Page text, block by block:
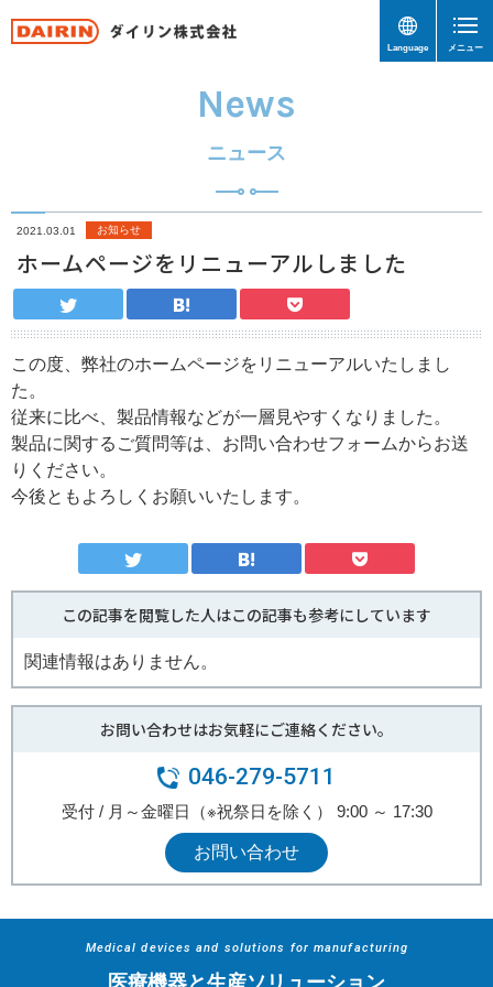
Language メニュー
News
ニュース
2021.03.01 お知らせ
ホームページをリニューアルしました
この度、弊社のホームページをリニューアルいたしまし
た。
従来に比べ、製品情報などが一層見やすくなりました。
製品に関するご質問等は、お問い合わせフォームからお送
りください。
今後ともよろしくお願いいたします。
この記事を閲覧した人はこの記事も参考にしています
関連情報はありません。
お問い合わせはお気軽にご連絡ください。
046-279-5711
受付 / 月～金曜日（※祝祭日を除く） 9:00 ～ 17:30
お問い合わせ
Medical devices and solutions for manufacturing
医療機器と生産ソリューション